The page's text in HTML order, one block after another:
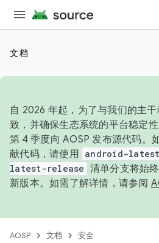
文档
自 2026 年起，为了与我们的主
致，并确保生态系统的平台稳定
第 4 季度向 AOSP 发布源代码。
献代码，请使用 android-
latest-release 清单分支将始
新版本。如需了解详情，请参阅
AOSP 文档 安全